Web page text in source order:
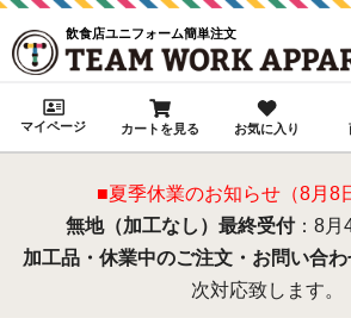
飲食店ユニフォーム簡単注文
マイページ カートを見る お気に入り
■夏季休業のお知らせ（8月8
無地（加工なし）最終受付：8月
加工品・休業中のご注文・お問い合わ
次対応致します。